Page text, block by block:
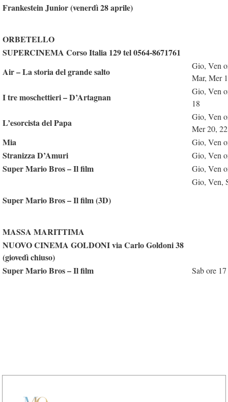
Frankestein Junior (venerdì 28 aprile)
ORBETELLO
SUPERCINEMA Corso Italia 129 tel 0564-8671761
Air – La storia del grande salto
Gio, Ven
Mar, Mer
I tre moschettieri – D’Artagnan
Gio, Ven
18
L’esorcista del Papa
Gio, Ven
Mer 20, 22
Mia Gio, Ven
Stranizza D’Amuri Gio, Ven
Super Mario Bros – Il film Gio, Ven
Super Mario Bros – Il film (3D)
Gio, Ven,
MASSA MARITTIMA
NUOVO CINEMA GOLDONI via Carlo Goldoni 38
(giovedì chiuso)
Super Mario Bros – Il film
Sab ore